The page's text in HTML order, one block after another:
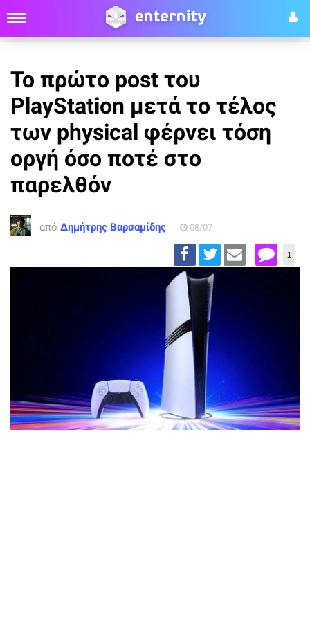
Το πρώτο post του
PlayStation μετά το τέλος
των physical φέρνει τόση
οργή όσο ποτέ στο
παρελθόν
από Δημήτρης Βαρσαμίδης 08/07
1